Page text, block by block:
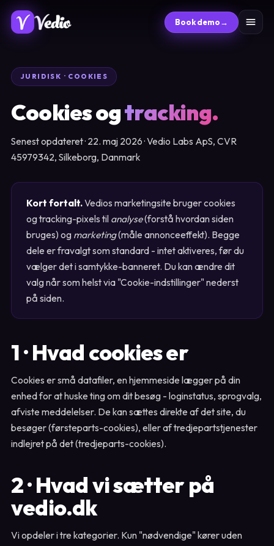
Book demo→
JURIDISK · COOKIES
Cookies ogtracking.
Senest opdateret · 22. maj 2026 · Vedio Labs ApS, CVR
45979342, Silkeborg, Danmark
Kort fortalt.Vedios marketingsite bruger cookies
og tracking-pixels til analyse(forstå hvordan siden
bruges) og marketing(måle annonceeffekt). Begge
dele er fravalgt som standard - intet aktiveres, før du
vælger det i samtykke-banneret. Du kan ændre dit
valg når som helst via "Cookie-indstillinger" nederst
på siden.
1 · Hvad cookies er
Cookies er små datafiler, en hjemmeside lægger på din
enhed for at huske ting om dit besøg - loginstatus, sprogvalg,
afviste meddelelser. De kan sættes direkte af det site, du
besøger (førsteparts-cookies), eller af tredjepartstjenester
indlejret på det (tredjeparts-cookies).
2 · Hvad vi sætter på
vedio.dk
Vi opdeler i tre kategorier. Kun "nødvendige" kører uden